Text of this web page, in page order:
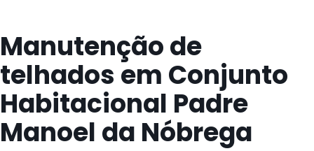
Manutenção de
telhados em Conjunto
Habitacional Padre
Manoel da Nóbrega